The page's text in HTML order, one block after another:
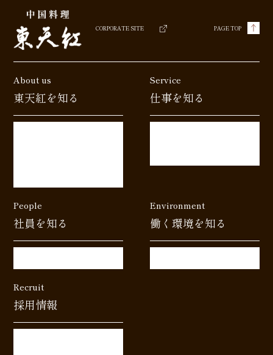
CORPORATE SITE PAGE TOP
About us
東天紅を知る
Service
仕事を知る
People
社員を知る
Environment
働く環境を知る
Recruit
採用情報